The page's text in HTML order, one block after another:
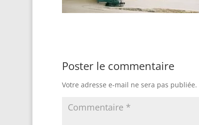
Poster le commentaire
Votre adresse e-mail ne sera pas publiée.